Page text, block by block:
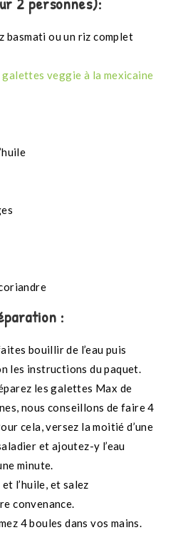
basmati ou un riz complet
veggie à la mexicaine
:
bouillir de l’eau puis
les instructions du paquet.
les galettes Max de
nous conseillons de faire 4
cela, versez la moitié d’une
et ajoutez-y l’eau
minute.
l’huile, et salez
convenance.
4 boules dans vos mains.